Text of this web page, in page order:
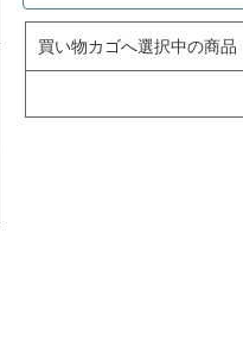
買い物カゴへ選択中の商品